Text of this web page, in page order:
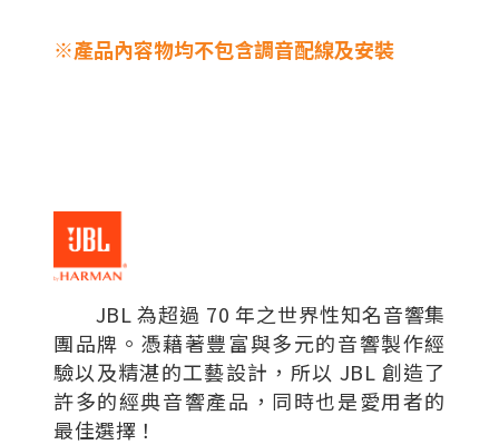
※產品內容物均不包含調音配線及安裝
JBL 為超過 70 年之世界性知名音響集
團品牌。憑藉著豐富與多元的音響製作經
驗以及精湛的工藝設計，所以 JBL 創造了
許多的經典音響產品，同時也是愛用者的
最佳選擇！